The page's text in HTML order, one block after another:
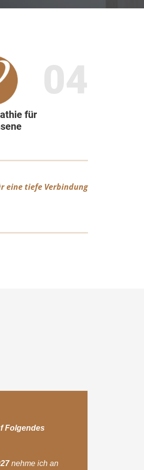
04
für
eine tiefe Verbindung
Folgendes
nehme ich an